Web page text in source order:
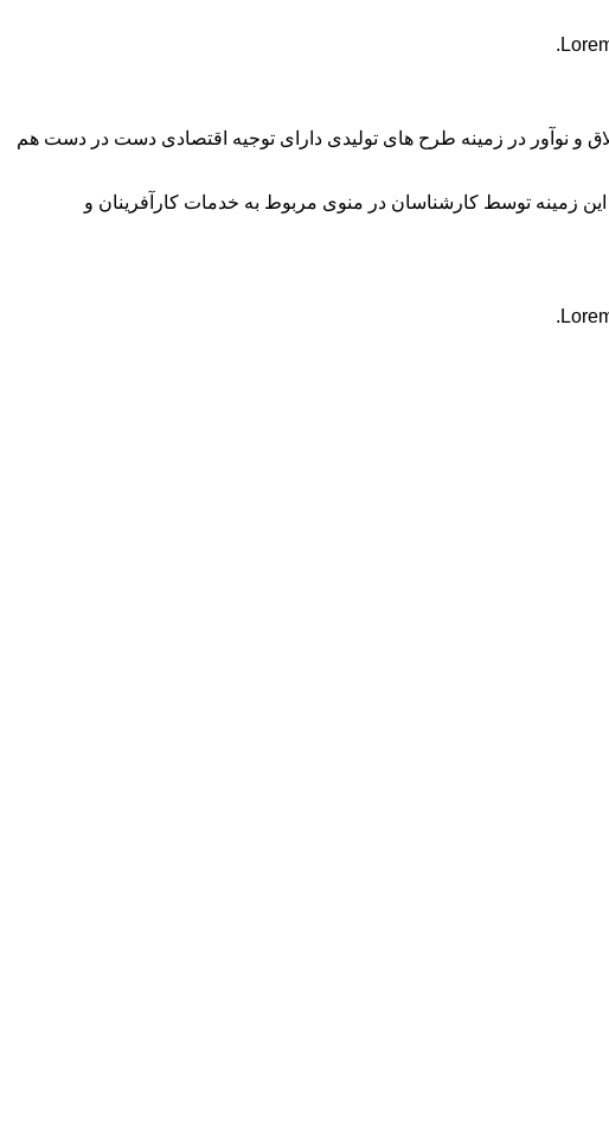
و نوآور در زمینه طرح های تولیدی دارای توجیه اقتصادی دست در دست هم
زمینه توسط کارشناسان در منوی مربوط به خدمات کارآفرینان و